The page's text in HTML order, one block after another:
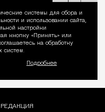
системы для сбора и
и использовании сайта,
настройки
кнопку «Принять» или
на обработку
систем.
Подробнее
РЕДАКЦИЯ